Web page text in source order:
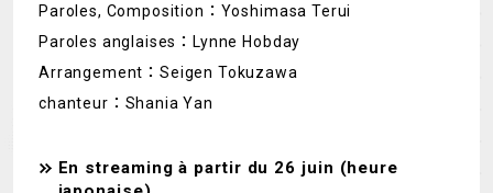
Paroles, Composition：Yoshimasa Terui
Paroles anglaises：Lynne Hobday
Arrangement：Seigen Tokuzawa
chanteur：Shania Yan
En streaming à partir du 26 juin (heure